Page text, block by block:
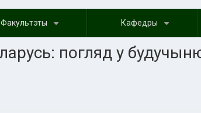
Факультэты Кафедры
погляд у